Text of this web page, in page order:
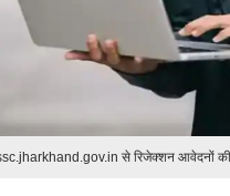
से रिजेक्शन आवेदनों